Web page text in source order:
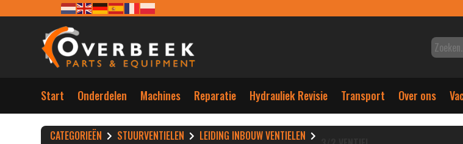
Start Onderdelen Machines Reparatie Hydrauliek Revisie Transport Over ons
CATEGORIEËN STUURVENTIELEN LEIDING INBOUW VENTIELEN